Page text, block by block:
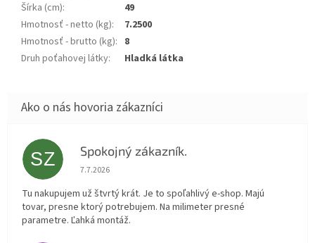
Šírka (cm):
49
Hmotnosť - netto (kg):
7.2500
Hmotnosť - brutto (kg): 8
Druh poťahovej látky: Hladká látka
SZ Spokojný zákazník.
Hodnotenie obchodu je 5 z 5 hviezdičiek.
7.7.2026
Tu nakupujem už štvrtý krát. Je to spoľahlivý e-shop. Majú
tovar, presne ktorý potrebujem. Na milimeter presné
parametre. Ľahká montáž.